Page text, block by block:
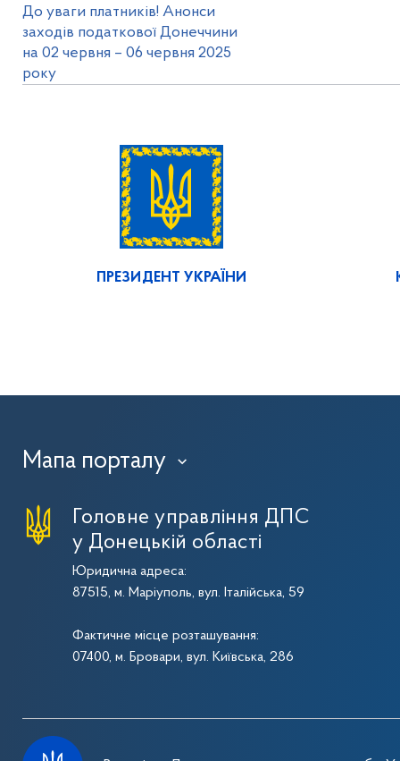
До уваги платників! Анонси
заходів податкової Донеччини
на 02 червня – 06 червня 2025
року
ПРЕЗИДЕНТ УКРАЇНИ
Мапа порталу ›
Головне управління ДПС
у Донецькій області
Юридична адреса:
87515, м. Маріуполь, вул. Італійська, 59
Фактичне місце розташування:
07400, м. Бровари, вул. Київська, 286